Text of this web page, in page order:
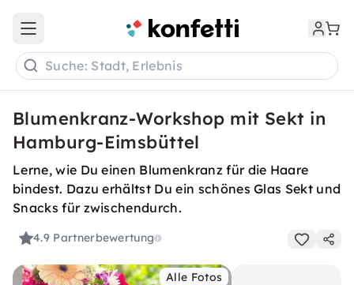
Open main menu
Suche: Stadt, Erlebnis
Blumenkranz-Workshop mit Sekt in
Hamburg-Eimsbüttel
Lerne, wie Du einen Blumenkranz für die Haare
bindest. Dazu erhältst Du ein schönes Glas Sekt und
Snacks für zwischendurch.
4.9 Partnerbewertung
Alle Fotos